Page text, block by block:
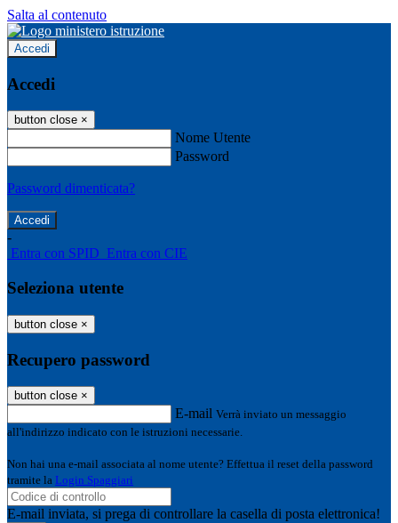
Salta al contenuto
Accedi
Accedi
button close ×
Nome Utente
Password
Password dimenticata?
-
Entra con SPID Entra con CIE
Seleziona utente
button close ×
Recupero password
button close ×
E-mail Verrà inviato un messaggio
all'indirizzo indicato con le istruzioni necessarie.
Non hai una e-mail associata al nome utente? Effettua il reset della password
tramite la Login Spaggiari
E-mail inviata, si prega di controllare la casella di posta elettronica!